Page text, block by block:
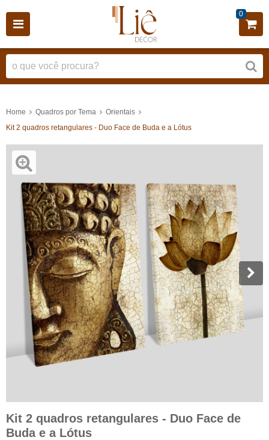
0
Home Quadros por Tema
Orientais
Kit 2 quadros retangulares - Duo Face de Buda e a Lótus
Kit 2 quadros retangulares - Duo Face de
Buda e a Lótus